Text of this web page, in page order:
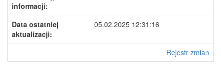
informacji:
Data ostatniej
aktualizacji:
05.02.2025 12:31:16
Rejestr zmian